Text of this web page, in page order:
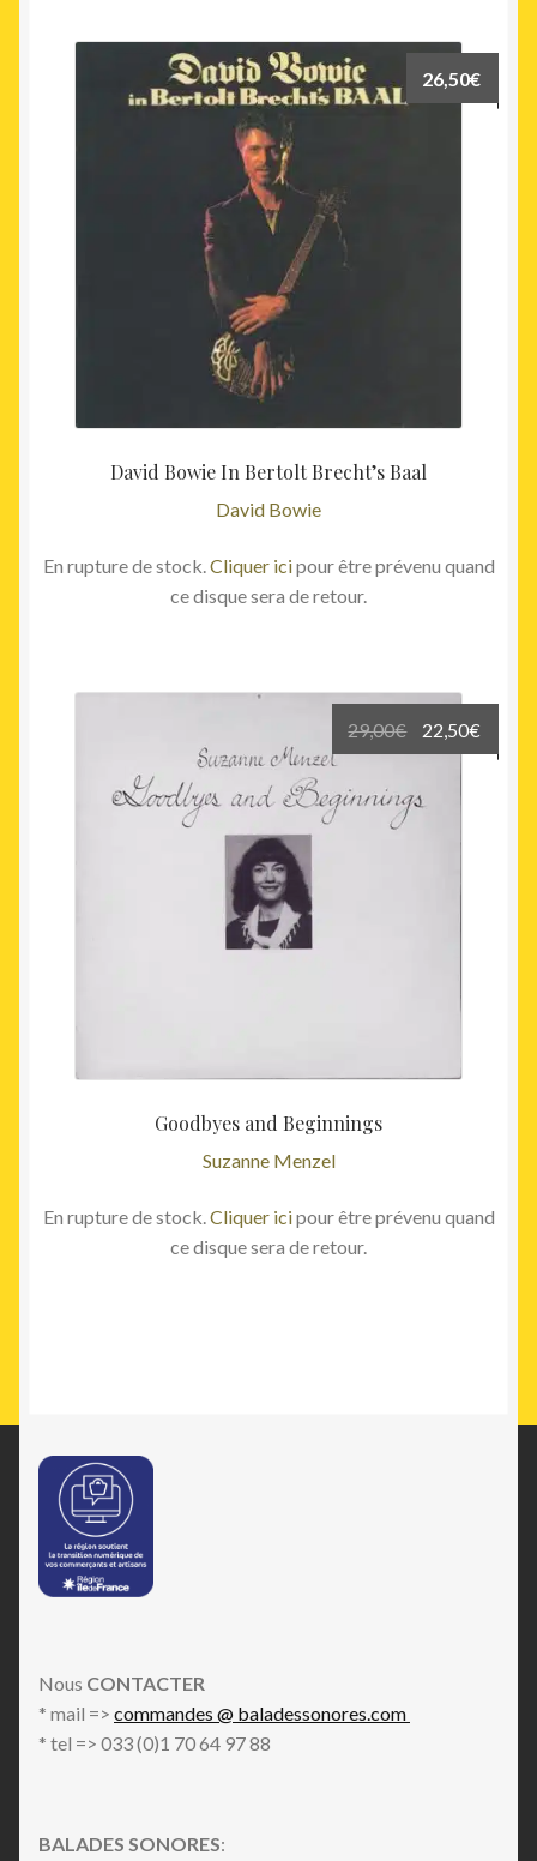
David Bowie In Bertolt Brecht’s Baal
David Bowie
26,50€
En rupture de stock.Cliquer icipour être prévenu quand
ce disque sera de retour.
Goodbyes and Beginnings
Suzanne Menzel
29,00€
Le
prix
22,50€
prix
En rupture de stock.Cliquer icipour être prévenu quand
ce disque sera de retour.
Nous CONTACTER
* mail => commandes @ baladessonores.com
* tel => 033 (0)1 70 64 97 88
BALADES SONORES: